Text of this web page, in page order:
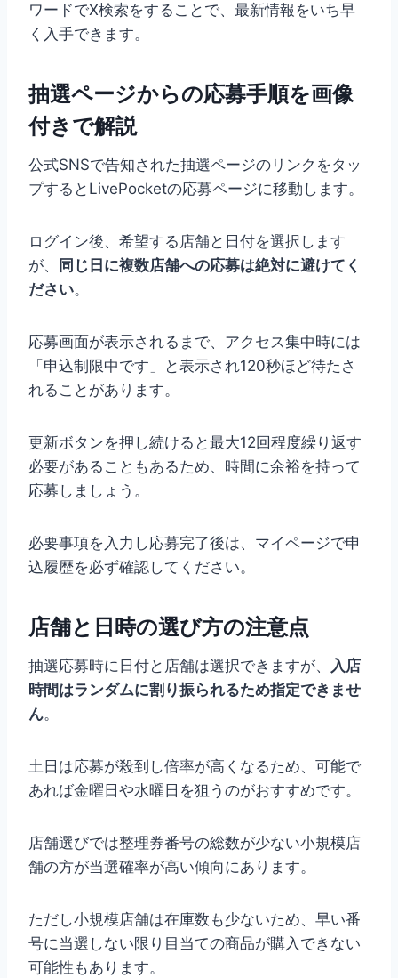
ワードでX検索をすることで、最新情報をいち早
く入手できます。
抽選ページからの応募手順を画像
付きで解説
公式SNSで告知された抽選ページのリンクをタッ
プするとLivePocketの応募ページに移動します。
ログイン後、希望する店舗と日付を選択します
が、
同じ日に複数店舗への応募は絶対に避けてく
ださい。
応募画面が表示されるまで、アクセス集中時には
「申込制限中です」と表示され120秒ほど待たさ
れることがあります。
更新ボタンを押し続けると最大12回程度繰り返す
必要があることもあるため、時間に余裕を持って
応募しましょう。
必要事項を入力し応募完了後は、マイページで申
込履歴を必ず確認してください。
店舗と日時の選び方の注意点
抽選応募時に日付と店舗は選択できますが、 入店
時間はランダムに割り振られるため指定できませ
ん。
土日は応募が殺到し倍率が高くなるため、可能で
あれば金曜日や水曜日を狙うのがおすすめです。
店舗選びでは整理券番号の総数が少ない小規模店
舗の方が当選確率が高い傾向にあります。
ただし小規模店舗は在庫数も少ないため、早い番
号に当選しない限り目当ての商品が購入できない
可能性もあります。